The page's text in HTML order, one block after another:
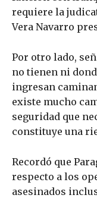
requiere la
Vera Navarro
Por otro lado,
no tienen ni
ingresan
existe mucho
seguridad que
constituye una
Recordó que
respecto a los
asesinados